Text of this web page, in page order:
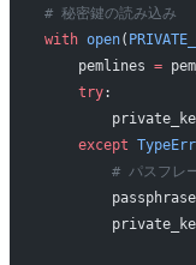
# 秘密鍵の読み込み
with open(
    pemlines
=
    try
:
    except
# パスフレ
        passphrase